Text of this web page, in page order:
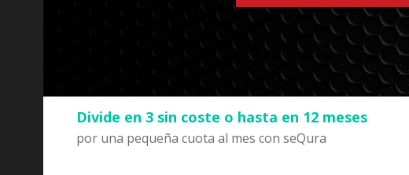
Divide en 3 sin coste o hasta en 12 meses
por una pequeña cuota al mes con seQura